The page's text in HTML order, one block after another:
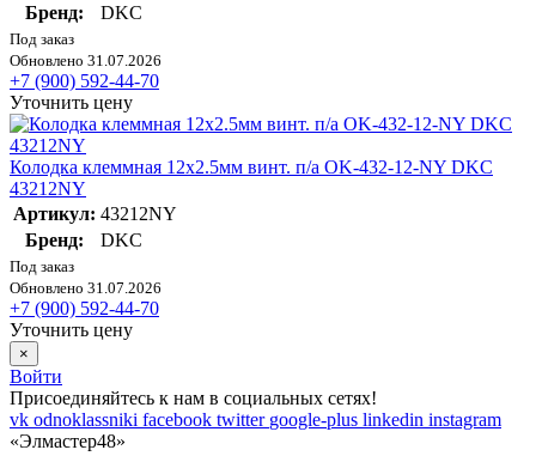
Бренд:
DKC
Под заказ
Обновлено 31.07.2026
+7 (900) 592-44-70
Уточнить цену
Колодка клеммная 12х2.5мм винт. п/а OK-432-12-NY DKC
43212NY
Артикул: 43212NY
Бренд:
DKC
Под заказ
Обновлено 31.07.2026
+7 (900) 592-44-70
Уточнить цену
×
Войти
Присоединяйтесь к нам в социальных сетях!
vk odnoklassniki facebook twitter google-plus linkedin instagram
«Элмастер48»